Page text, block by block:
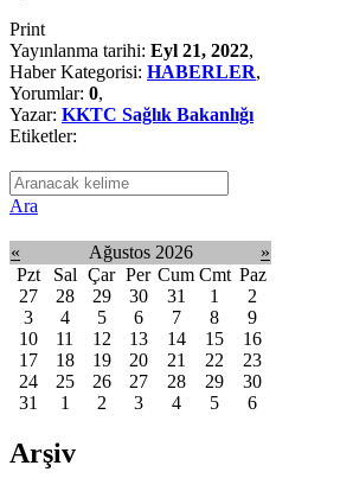
Print
Yayınlanma tarihi: Eyl 21, 2022,
Haber Kategorisi: HABERLER,
Yorumlar: 0,
Yazar: KKTC Sağlık Bakanlığı
Etiketler:
Ara
« Ağustos 2026
»
Pzt
Sal Çar Per Cum Cmt Paz
27
28 29 30 31 1
2
3
4 5 6 7 8
9
10
11 12 13 14 15
16
17
18 19 20 21 22
23
24
25 26 27 28 29
30
31
1 2 3 4 5 6
Arşiv